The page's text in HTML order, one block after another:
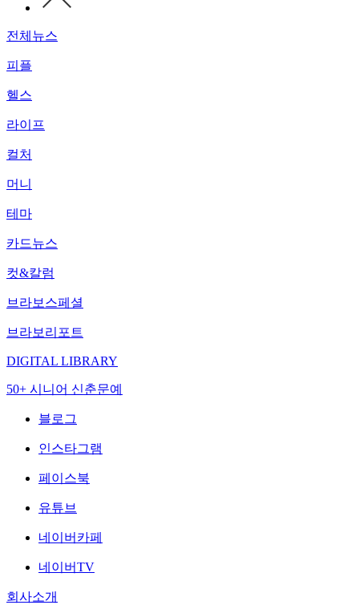
전체뉴스
피플
헬스
라이프
컬처
머니
테마
카드뉴스
컷&칼럼
브라보스페셜
브라보리포트
DIGITAL LIBRARY
50+ 시니어 신춘문예
블로그
인스타그램
페이스북
유튜브
네이버카페
네이버TV
회사소개